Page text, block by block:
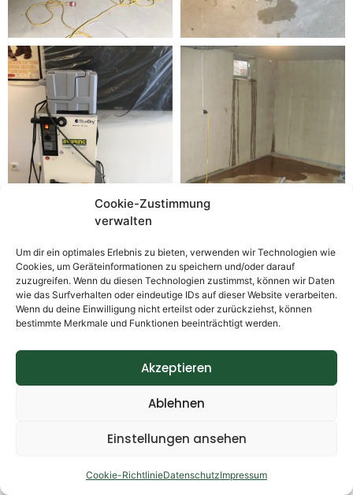
Cookie-Zustimmung
verwalten
Um dir ein optimales Erlebnis zu bieten, verwenden wir Technologien wie
Cookies, um Geräteinformationen zu speichern und/oder darauf
zuzugreifen. Wenn du diesen Technologien zustimmst, können wir Daten
wie das Surfverhalten oder eindeutige IDs auf dieser Website verarbeiten.
Wenn du deine Einwilligung nicht erteilst oder zurückziehst, können
bestimmte Merkmale und Funktionen beeinträchtigt werden.
Akzeptieren
Ablehnen
Einstellungen ansehen
Cookie-RichtlinieDatenschutzImpressum